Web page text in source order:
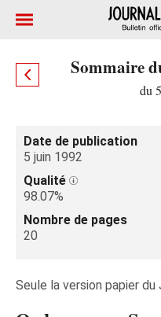
Sommaire
du
Date de publication
5 juin 1992
Qualité
98.07%
Nombre de pages
20
Seule la version papier